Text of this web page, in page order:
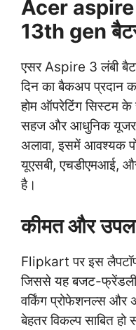
Acer
13th gen
एसर Aspire 3 लंबी
दिन का बैकअप प्रदान
होम ऑपरेटिंग सिस्टम
सहज और आधुनिक यूजर
अलावा, इसमें आवश्यक
यूएसबी, एचडीएमआई, और
है।
कीमत और
Flipkart पर इस
जिससे यह बजट-
वर्किंग प्रोफेशनल्स और
बेहतर विकल्प साबित हो